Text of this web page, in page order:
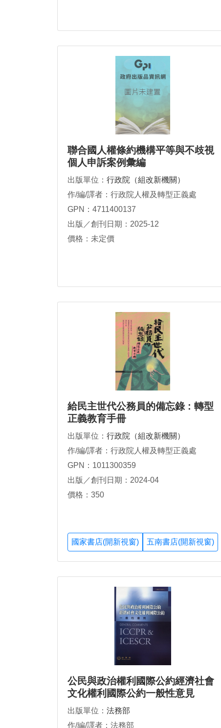
聯合國人權條約機構平等與不歧視
個人申訴案例彙編
出版單位： 行政院（組改新機關）
作/編/譯者：行政院人權及轉型正義處
GPN：4711400137
出版／創刊日期：2025-12
價格：未定價
給民主世代公務員的備忘錄 : 轉型
正義教育手冊
出版單位： 行政院（組改新機關）
作/編/譯者：行政院人權及轉型正義處
GPN：1011300359
出版／創刊日期：2024-04
價格：350
國家書店(開新視窗) 五南書店(開新視窗)
公民與政治權利國際公約經濟社會
文化權利國際公約一般性意見
出版單位： 法務部
作/編/譯者：法務部